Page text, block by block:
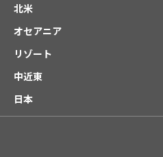
北米
オセアニア
リゾート
中近東
日本